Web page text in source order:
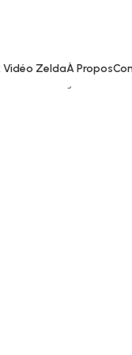
Vidéo ZeldaÀ Propos